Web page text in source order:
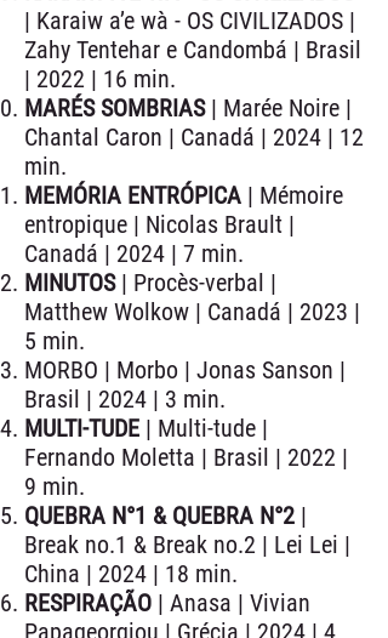
| Karaiw a’e wà - OS CIVILIZADOS |
Zahy Tentehar e Candombá | Brasil
| 2022 | 16 min.
MARÉS SOMBRIAS| Marée Noire |
Chantal Caron | Canadá | 2024 | 12
min.
MEMÓRIA ENTRÓPICA | Mémoire
entropique | Nicolas Brault |
Canadá | 2024 | 7 min.
MINUTOS | Procès-verbal |
Matthew Wolkow | Canadá | 2023 |
5 min.
MORBO | Morbo | Jonas Sanson |
Brasil | 2024 | 3 min.
MULTI-TUDE | Multi-tude |
Fernando Moletta | Brasil | 2022 |
9 min.
QUEBRA N°1 & QUEBRA N°2 |
Break no.1 & Break no.2 | Lei Lei |
China | 2024 | 18 min.
RESPIRAÇÃO | Anasa | Vivian
Papageorgiou | Grécia | 2024 | 4